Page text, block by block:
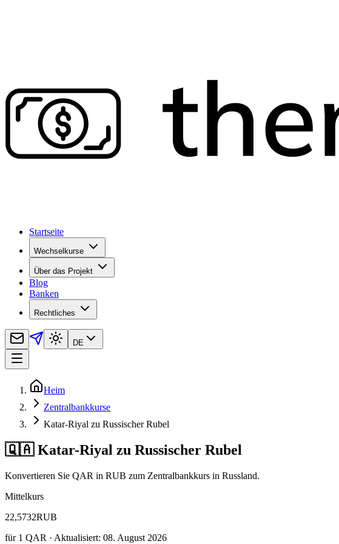
Startseite
Wechselkurse
Über das Projekt
Blog
Banken
Rechtliches
DE
Heim
Zentralbankkurse
Katar-Riyal zu Russischer Rubel
🇶🇦 Katar-Riyal zu Russischer Rubel
Konvertieren Sie QAR in RUB zum Zentralbankkurs in Russland.
Mittelkurs
22,5732RUB
für1 QAR · Aktualisiert: 08. August 2026